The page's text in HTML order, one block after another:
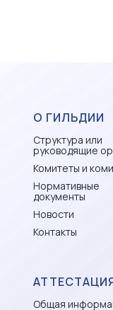
О ГИЛЬДИИ
Структура или
руководящие
Комитеты и
Нормативные
документы
Новости
Контакты
Общая